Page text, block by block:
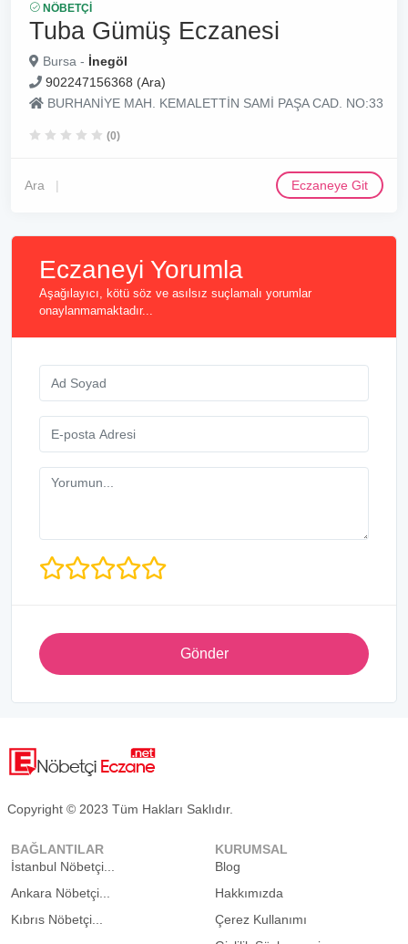
NÖBETÇI
Tuba Gümüş Eczanesi
Bursa - İnegöl
902247156368 (Ara)
BURHANİYE MAH. KEMALETTİN SAMİ PAŞA CAD. NO:33
(0)
Ara Eczaneye Git
Eczaneyi Yorumla
Aşağılayıcı, kötü söz ve asılsız suçlamalı yorumlar
onaylanmamaktadır...
Gönder
Copyright © 2023 Tüm Hakları Saklıdır.
BAĞLANTILAR
İstanbul Nöbetçi...
Ankara Nöbetçi...
Kıbrıs Nöbetçi...
KURUMSAL
Blog
Hakkımızda
Çerez Kullanımı